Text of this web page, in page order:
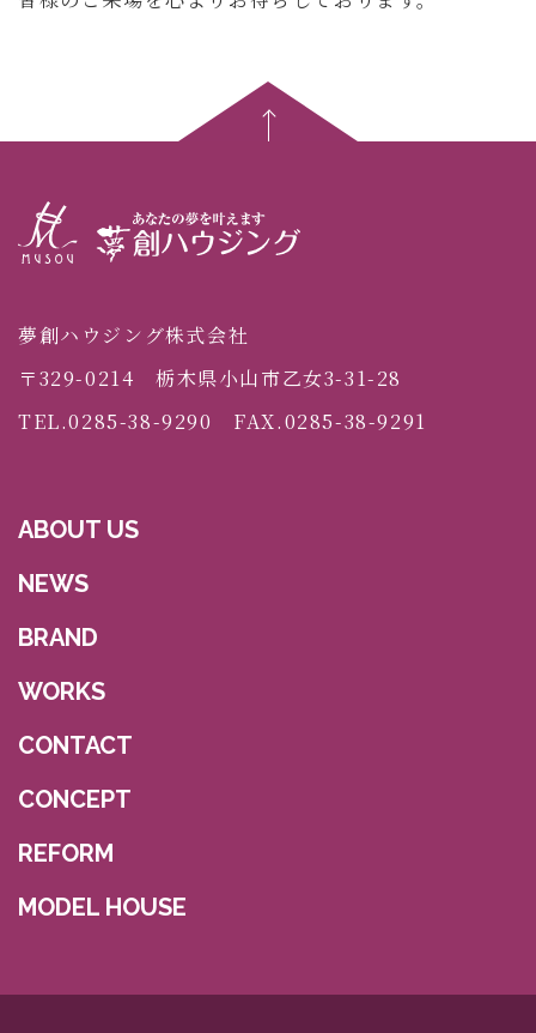
夢創ハウジング株式会社
〒329-0214 栃木県小山市乙女3-31-28
TEL.0285-38-9290 FAX.0285-38-9291
ABOUT US
NEWS
BRAND
WORKS
CONTACT
CONCEPT
REFORM
MODEL HOUSE